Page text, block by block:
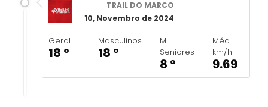
TRAIL DO MARCO
10, Novembro de 2024
Geral
18 º
Masculinos
18 º
M
Seniores
8 º
Méd.
km/h
9.69